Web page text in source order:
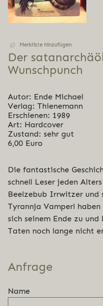
Merkliste hinzufügen
Der
Wunschpunch
Autor: Ende Michael
Verlag: Thienemann
Erschienen: 1989
Art: Hardcover
Zustand: sehr gut
6,00 Euro
Die fantastische
schnell Leser jeden
Beelzebub Irrwitzer und
Tyrannja Vamperl
sich seinem Ende zu
Taten noch lange nicht
Anfrage
Name